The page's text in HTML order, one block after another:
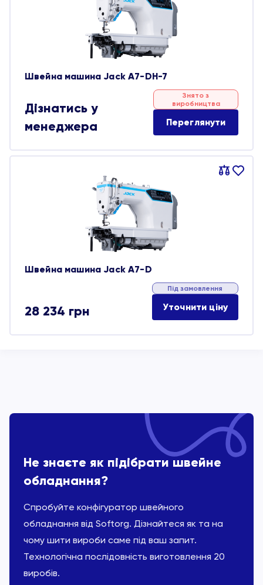
Швейна машина Jack A7-DH-7
Дізнатись у
менеджера
Знято з
виробництва
Переглянути
Порівняти
В
Швейна машина Jack A7-D
28 234 грн
Під замовлення
Уточнити ціну
Не знаєте як підібрати швейне
обладнання?
Спробуйте конфігуратор швейного
обладнання від Softorg. Дізнайтеся як та на
чому шити вироби саме під ваш запит.
Технологічна послідовність виготовлення 20
виробів.